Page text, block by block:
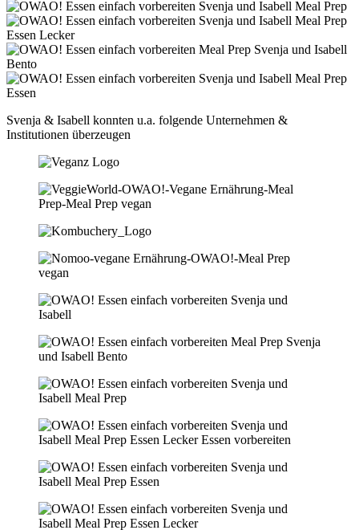
Svenja & Isabell konnten u.a. folgende Unternehmen &
Institutionen überzeugen